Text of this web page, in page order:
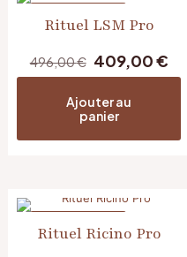
Rituel LSM Pro
496,00€ Le
prix
était :
496,00 €.
409,00€Le
prix
Ajouter au
panier
Rituel Ricino Pro